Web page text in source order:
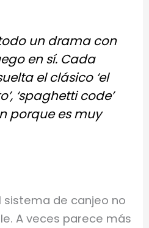
un drama con
en sí. Cada
el clásico ‘el
‘spaghetti code’
porque es muy
sistema de canjeo no
A veces parece más